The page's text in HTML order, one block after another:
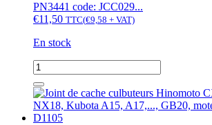
X24,
moteur
V1305,
V1405,
V1505
PN3441 code: JCC029...
€11,50 TTC(€9,58 + VAT)
En stock
quantité
de
Joint
de
cache